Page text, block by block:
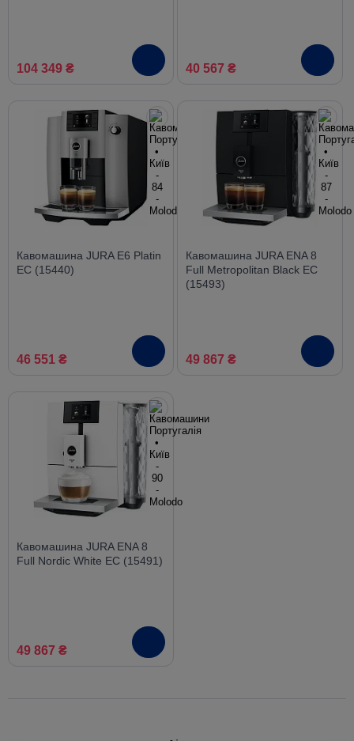
104 349 ₴ 40 567 ₴
Кавомашина JURA E6 Platin
EC (15440)
46 551 ₴
Кавомашина JURA ENA 8
Full Metropolitan Black EC
(15493)
49 867 ₴
Кавомашина JURA ENA 8
Full Nordic White EC (15491)
49 867 ₴